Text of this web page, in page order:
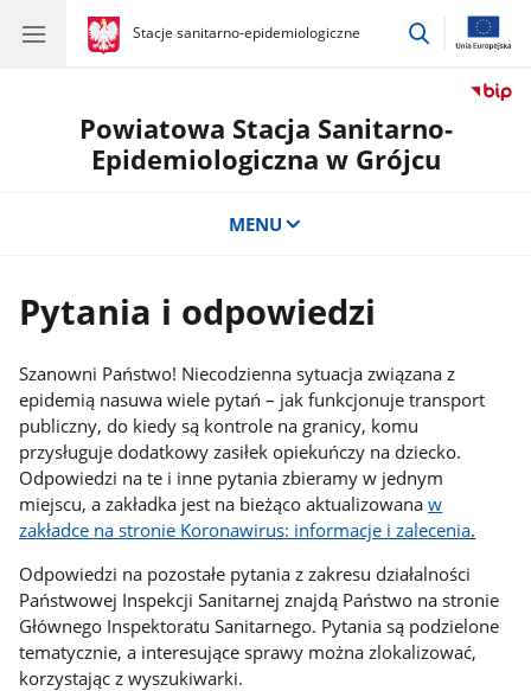
gov.pl
Stacje sanitarno-epidemiologiczne
gov.pl
Stacje
przejdź
Powiatowa Stacja Sanitarno-
Epidemiologiczna w Grójcu
MENU
Pytania i odpowiedzi
Szanowni Państwo! Niecodzienna sytuacja związana z
epidemią nasuwa wiele pytań – jak funkcjonuje transport
publiczny, do kiedy są kontrole na granicy, komu
przysługuje dodatkowy zasiłek opiekuńczy na dziecko.
Odpowiedzi na te i inne pytania zbieramy w jednym
miejscu, a zakładka jest na bieżąco aktualizowanaw
zakładce na stronie Koronawirus: informacje i zalecenia.
Odpowiedzi na pozostałe pytania z zakresu działalności
Państwowej Inspekcji Sanitarnej znajdą Państwo na stronie
Głównego Inspektoratu Sanitarnego. Pytania są podzielone
tematycznie, a interesujące sprawy można zlokalizować,
korzystając z wyszukiwarki.